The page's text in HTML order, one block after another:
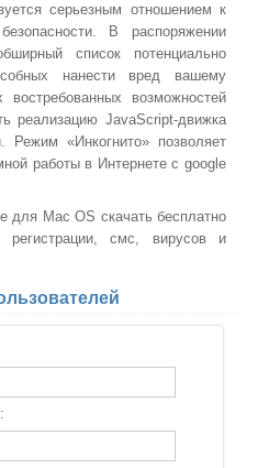
серьезным отношением к
В распоряжении
список потенциально
нанести вред вашему
возможностей
реализацию JavaScript-движка
Режим «Инкогнито» позволяет
работы в Интернете c google
для Mac OS скачать бесплатно
смс, вирусов и